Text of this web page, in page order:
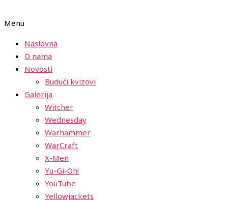
Menu
Naslovna
O nama
Novosti
Budući kvizovi
Galerija
Witcher
Wednesday
Warhammer
WarCraft
X-Men
Yu-Gi-Oh!
YouTube
Yellowjackets